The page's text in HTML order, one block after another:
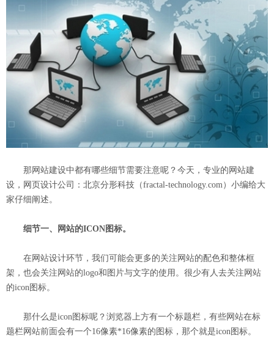
那网站建设中都有哪些细节需要注意呢？今天，专业的网站建
设，网页设计公司：北京分形科技（fractal-technology.com ）小编给大
家仔细阐述。
细节一、网站的ICON图标。
在网站设计环节，我们可能会更多的关注网站的配色和整体框
架，也会关注网站的logo和图片与文字的使用。很少有人去关注网站
的icon图标。
那什么是icon图标呢？浏览器上方有一个标题栏，有些网站在标
题栏网站前面会有一个16像素*16像素的图标，那个就是icon图标。